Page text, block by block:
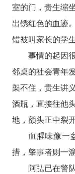
室的门，贵生缩
出锈红色的血迹
错被叫家长的学生
事情的起因
邻桌的社会青年
架不住，贵生讲
酒瓶，直接往他
地，额头正中裂
血腥味像一
措，肇事者则一
阿弘已在警